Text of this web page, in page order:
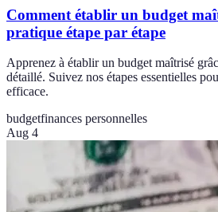
Comment établir un budget
pratique étape par étape
Apprenez à établir un budget maîtrisé
détaillé. Suivez nos étapes essentielles
efficace.
budgetfinances personnelles
Aug 4